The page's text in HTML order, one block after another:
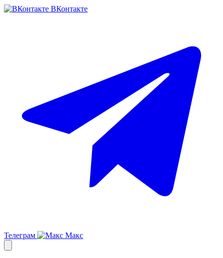
ВКонтакте
Телеграм Макс